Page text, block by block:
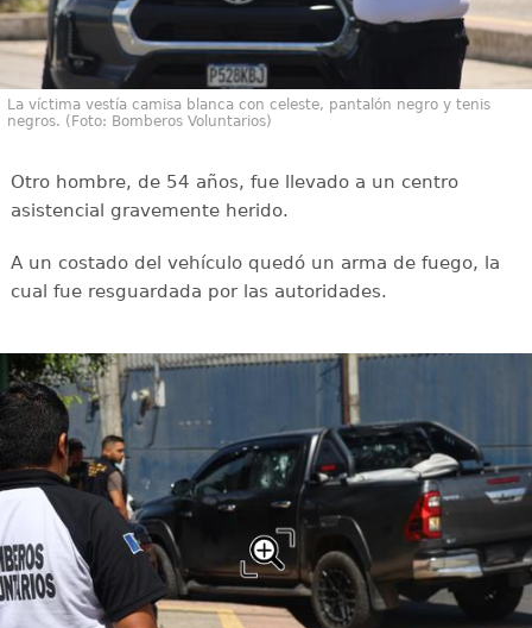
La víctima vestía camisa blanca con celeste, pantalón negro y tenis
negros. (Foto: Bomberos Voluntarios)
Otro hombre, de 54 años, fue llevado a un centro
asistencial gravemente herido.
A un costado del vehículo quedó un arma de fuego, la
cual fue resguardada por las autoridades.